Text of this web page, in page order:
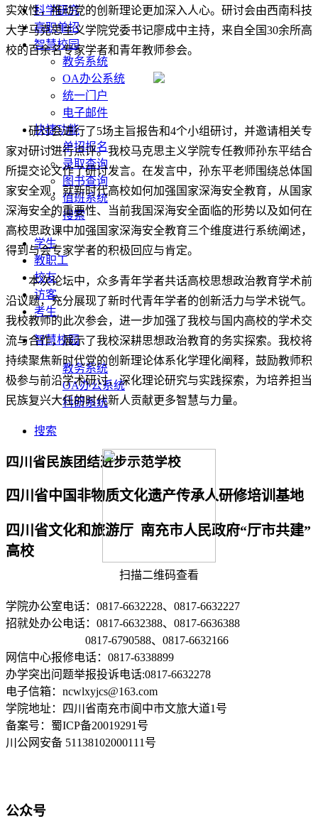
科学研究
高职单招
智慧校园
教务系统
OA办公系统
统一门户
电子邮件
快捷功能
单招报名
录取查询
图书查询
值班系统
搜索
学生
教职工
校友
访客
考生
智慧校园
教务系统
OA办公系统
科研系统
搜索
四川省民族团结进步示范学校
四川省中国非物质文化遗产传承人研修培训基地
四川省文化和旅游厅 南充市人民政府“厅市共建”
高校
实效性，推动党的创新理论更加深入人心。研讨会由西南科技
大学马克思主义学院党委书记廖成中主持，来自全国30余所高
校的百余名专家学者和青年教师参会。
研讨会进行了5场主旨报告和4个小组研讨，并邀请相关专
家对研讨进行点评。我校马克思主义学院专任教师孙东平结合
所提交论文作了研讨发言。在发言中，孙东平老师围绕总体国
家安全观，就新时代高校如何加强国家深海安全教育，从 国家
深海安全的重要性、当前我国深海安全面临的形势以及如何在
高校思政课中加强国家深海安全教育三个维度进行系统阐述，
得到与会专家学者的积极回应与肯定。
本次论坛中，众多青年学者共话高校思想政治教育学术前
沿议题，充分展现了新时代青年学者的创新活力与学术锐气。
我校教师的此次参会，进一步加强了我校与国内高校的学术交
流与合作，展示了我校深耕思想政治教育的务实探索。 我校将
持续聚焦新时代党的创新理论体系化学理化阐释，鼓励教师积
极参与前沿学术研讨，深化理论研究与实践探索，为培养担当
民族复兴大任的时代新人贡献更多智慧与力量。
扫描二维码查看
学院办公室电话：0817-6632228、0817-6632227
招就处办公电话：0817-6632388、0817-6636388
0817-6790588、0817-6632166
网信中心报修电话：0817-6338899
办学突出问题举报投诉电话:0817-6632278
电子信箱：ncwlxyjcs@163.com
学院地址：四川省南充市阆中市文旅大道1号
备案号：蜀ICP备20019291号
川公网安备 51138102000111号
公众号